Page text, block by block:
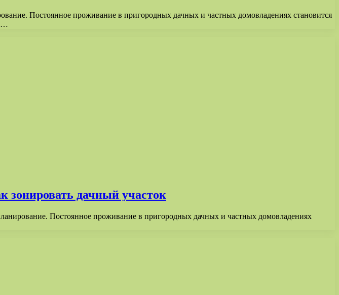
Постоянное проживание в пригородных дачных и частных домовладениях становится
…
зонировать дачный участок
Постоянное проживание в пригородных дачных и частных домовладениях